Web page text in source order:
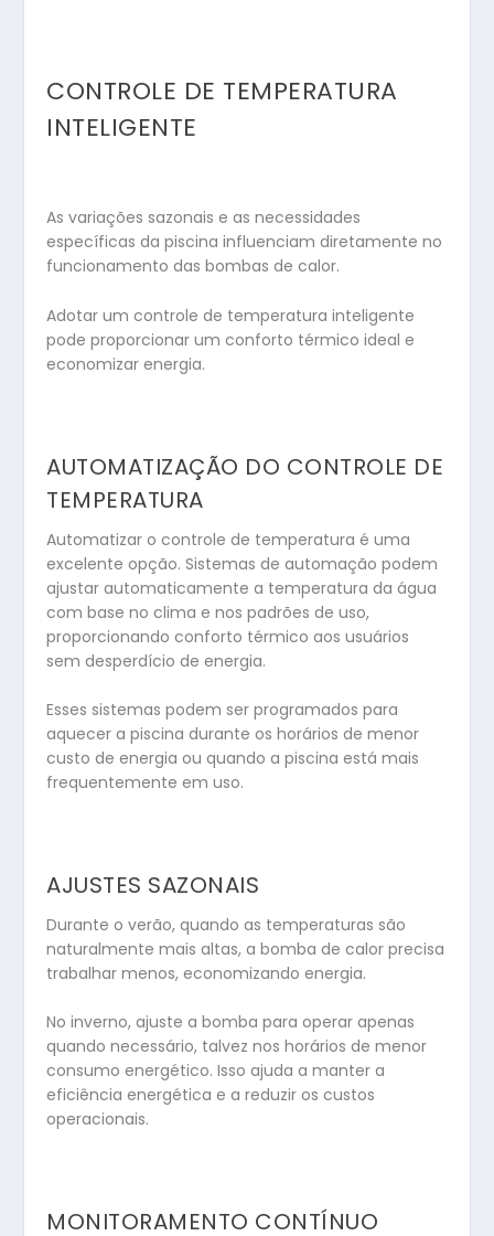
CONTROLE DE TEMPERATURA
INTELIGENTE
As variações sazonais e as necessidades
específicas da piscina influenciam diretamente no
funcionamento das bombas de calor.
Adotar um controle de temperatura inteligente
pode proporcionar um conforto térmico ideal e
economizar energia.
AUTOMATIZAÇÃO DO CONTROLE DE
TEMPERATURA
Automatizar o controle de temperatura é uma
excelente opção. Sistemas de automação podem
ajustar automaticamente a temperatura da água
com base no clima e nos padrões de uso,
proporcionando conforto térmico aos usuários
sem desperdício de energia.
Esses sistemas podem ser programados para
aquecer a piscina durante os horários de menor
custo de energia ou quando a piscina está mais
frequentemente em uso.
AJUSTES SAZONAIS
Durante o verão, quando as temperaturas são
naturalmente mais altas, a bomba de calor precisa
trabalhar menos, economizando energia.
No inverno, ajuste a bomba para operar apenas
quando necessário, talvez nos horários de menor
consumo energético. Isso ajuda a manter a
eficiência energética e a reduzir os custos
operacionais.
MONITORAMENTO CONTÍNUO